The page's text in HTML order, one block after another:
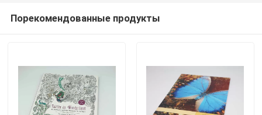
Порекомендованные продукты